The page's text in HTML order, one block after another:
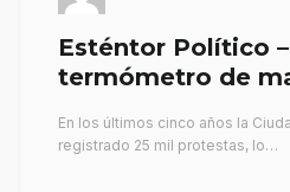
Esténtor Político
termómetro de
En los últimos cinco años la
registrado 25 mil protestas, lo…